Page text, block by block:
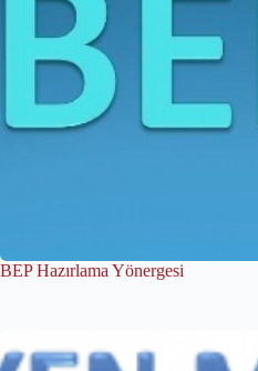
BEP Hazırlama Yönergesi